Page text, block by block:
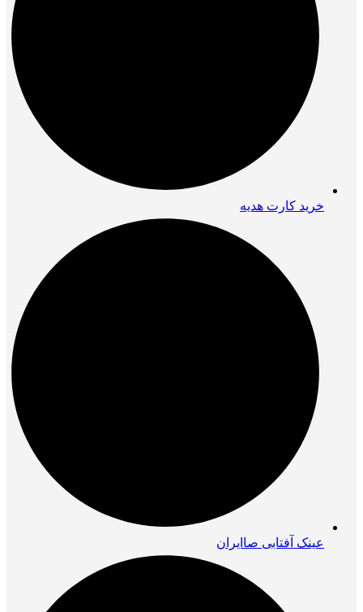
خرید کارت هدیه
عینک آفتابی صاایران